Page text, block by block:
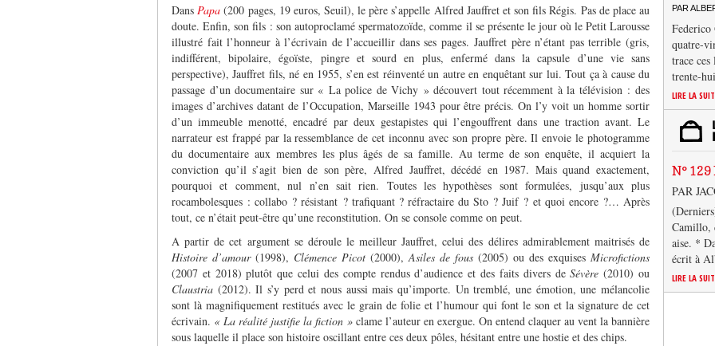
DansPapa(200 pages, 19 euros, Seuil), le père s’appelle Alfred Jauffret et son fils Régis. Pas de place au
doute. Enfin, son fils : son autoproclamé spermatozoïde, comme il se présente le jour où le Petit Larousse
illustré fait l’honneur à l’écrivain de l’accueillir dans ses pages. Jauffret père n’étant pas terrible (gris,
indifférent, bipolaire, égoïste, pingre et sourd en plus, enfermé dans la capsule d’une vie sans
perspective), Jauffret fils, né en 1955, s’en est réinventé un autre en enquêtant sur lui. Tout ça à cause du
passage d’un documentaire sur « La police de Vichy » découvert tout récemment à la télévision : des
images d’archives datant de l’Occupation, Marseille 1943 pour être précis. On l’y voit un homme sortir
d’un immeuble menotté, encadré par deux gestapistes qui l’engouffrent dans une traction avant. Le
narrateur est frappé par la ressemblance de cet inconnu avec son propre père. Il envoie le photogramme
du documentaire aux membres les plus âgés de sa famille. Au terme de son enquête, il acquiert la
conviction qu’il s’agit bien de son père, Alfred Jauffret, décédé en 1987. Mais quand exactement,
pourquoi et comment, nul n’en sait rien. Toutes les hypothèses sont formulées, jusqu’aux plus
rocambolesques : collabo ? résistant ? trafiquant ? réfractaire du Sto ? Juif ? et quoi encore ?… Après
tout, ce n’était peut-être qu’une reconstitution. On se console comme on peut.
A partir de cet argument se déroule le meilleur Jauffret, celui des délires admirablement maitrisés de
Histoire d’amour(1998), Clémence Picot (2000),Asiles de fous (2005) ou des exquises Microfictions
(2007 et 2018) plutôt que celui des compte rendus d’audience et des faits divers deSévère(2010) ou
Claustria (2012). Il s’y perd et nous aussi mais qu’importe. Un tremblé, une émotion, une mélancolie
sont là magnifiquement restitués avec le grain de folie et l’humour qui font le son et la signature de cet
écrivain. « La réalité justifie la fiction » clame l’auteur en exergue. On entend claquer au vent la bannière
sous laquelle il place son histoire oscillant entre ces deux pôles, hésitant entre une hostie et des chips.
PAR
quatre-
trace
trente-
LIRE LA
N°
PAR
Camillo,
aise. *
écrit à
LIRE LA